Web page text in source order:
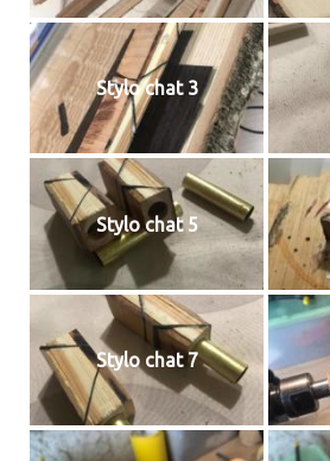
Stylo chat 3
Stylo chat 5
Stylo chat 7